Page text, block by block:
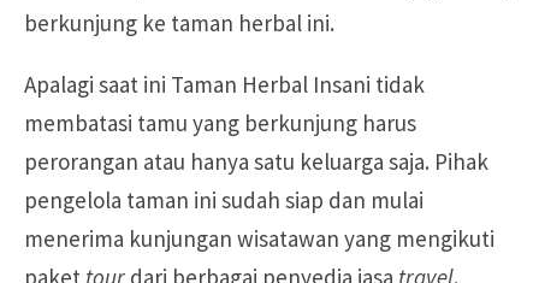
berkunjung ke taman herbal ini.
Apalagi saat ini Taman Herbal Insani tidak
membatasi tamu yang berkunjung harus
perorangan atau hanya satu keluarga saja. Pihak
pengelola taman ini sudah siap dan mulai
menerima kunjungan wisatawan yang mengikuti
paket tour dari berbagai penyedia jasa travel.